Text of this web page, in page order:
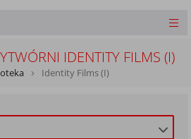
IDENTITY FILMS (I)
Identity Films (I)